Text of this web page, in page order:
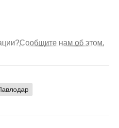
Сообщите нам об этом.